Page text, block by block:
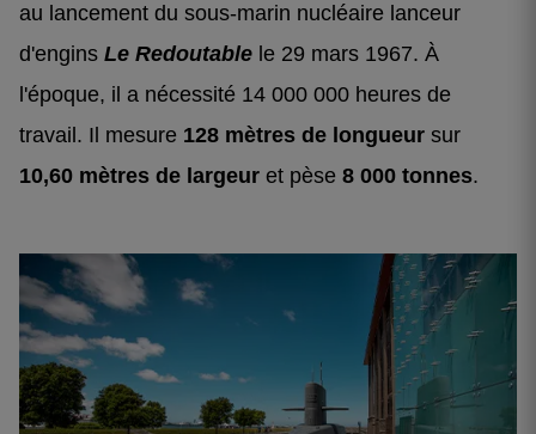
au lancement du sous-marin nucléaire lanceur
d'engins Le Redoutable le 29 mars 1967. À
l'époque, il a nécessité 14 000 000 heures de
travail. Il mesure 128 mètres de longueur sur
10,60 mètres de largeur et pèse 8 000 tonnes.